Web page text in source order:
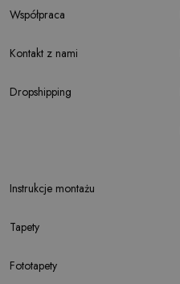
Współpraca
Kontakt z nami
Dropshipping
Instrukcje montażu
Tapety
Fototapety